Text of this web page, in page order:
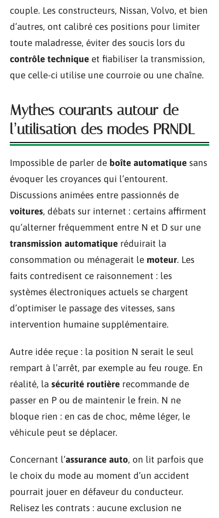
couple. Les constructeurs, Nissan, Volvo, et bien
d’autres, ont calibré ces positions pour limiter
toute maladresse, éviter des soucis lors du
contrôle technique et fiabiliser la transmission,
que celle-ci utilise une courroie ou une chaîne.
Mythes courants autour de
l’utilisation des modes PRNDL
Impossible de parler de boîte automatique sans
évoquer les croyances qui l’entourent.
Discussions animées entre passionnés de
voitures, débats sur internet : certains affirment
qu’alterner fréquemment entre N et D sur une
transmission automatique réduirait la
consommation ou ménagerait le moteur. Les
faits contredisent ce raisonnement : les
systèmes électroniques actuels se chargent
d’optimiser le passage des vitesses, sans
intervention humaine supplémentaire.
Autre idée reçue : la position N serait le seul
rempart à l’arrêt, par exemple au feu rouge. En
réalité, la sécurité routière recommande de
passer en P ou de maintenir le frein. N ne
bloque rien : en cas de choc, même léger, le
véhicule peut se déplacer.
Concernant l’assurance auto, on lit parfois que
le choix du mode au moment d’un accident
pourrait jouer en défaveur du conducteur.
Relisez les contrats : aucune exclusion ne